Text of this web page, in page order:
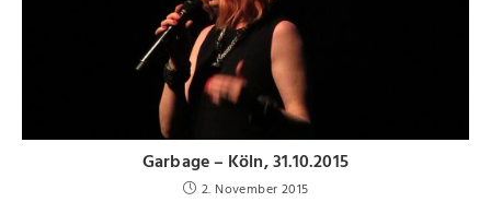
Garbage – Köln, 31.10.2015
2. November 2015